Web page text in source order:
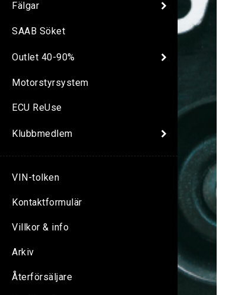
Fälgar
SAAB Söket
Outlet 40-90%
Motorstyrsystem
ECU ReUse
Klubbmedlem
VIN-tolken
Kontaktformulär
Villkor & info
Arkiv
Återförsäljare